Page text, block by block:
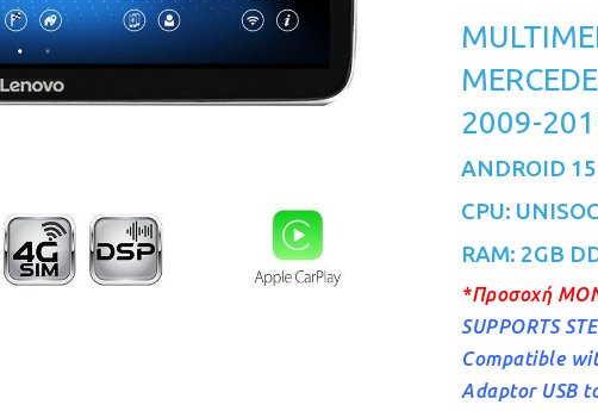
2009-
ANDROID
CPU:
RAM: 2GB
*Προσοχή
SUPPORTS
Compatible
Adaptor USB